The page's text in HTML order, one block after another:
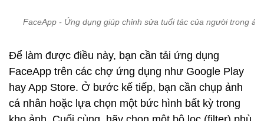
FaceApp - Ứng dụng giúp chỉnh sửa tuổi tác của người trong
Để làm được điều này, bạn cần tải ứng dụng
FaceApp trên các chợ ứng dụng như Google Play
hay App Store. Ở bước kế tiếp, bạn cần chụp ảnh
cá nhân hoặc lựa chọn một bức hình bất kỳ trong